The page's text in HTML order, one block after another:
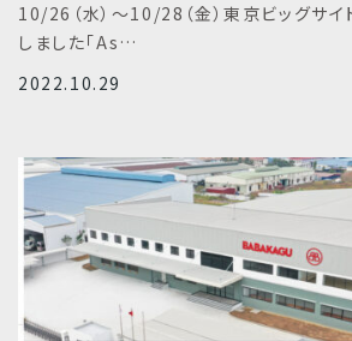
10/26（水）～10/28（金）東京ビッグサ
しました「As…
2022.10.29